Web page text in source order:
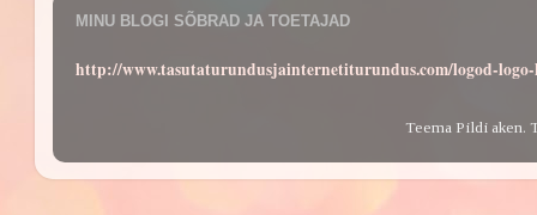
MINU BLOGI SÕBRAD JA TOETAJAD
http://www.tasutaturundusjainternetiturundus.com/logod-
Teema Pildi aken.